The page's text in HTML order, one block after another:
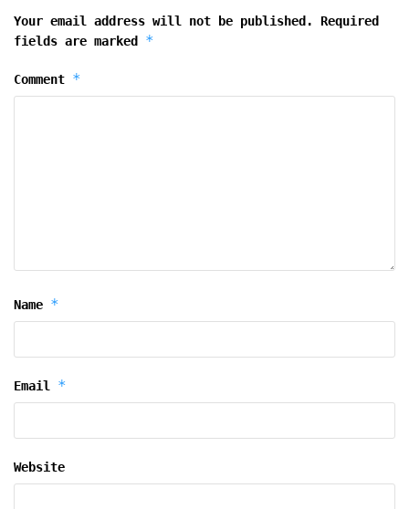
Your email address will not be published.
Required
fields are marked *
Comment *
Name *
Email *
Website